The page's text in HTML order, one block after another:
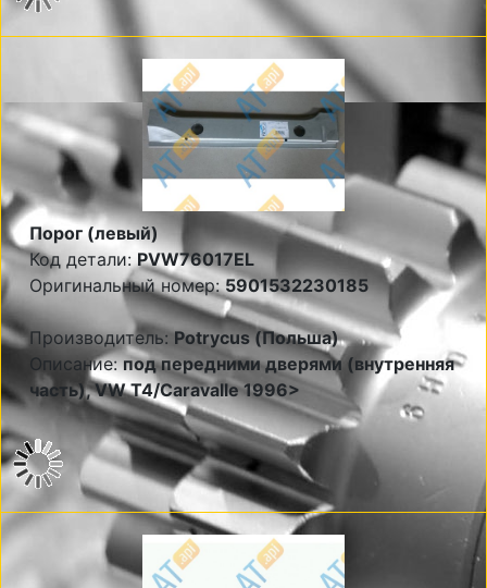
Порог (левый)
Код детали:PVW76017EL
Оригинальный номер:5901532230185
Производитель:Potrycus (Польша)
Описание:под передними дверями (внутренняя
часть), VW T4/Caravalle 1996>